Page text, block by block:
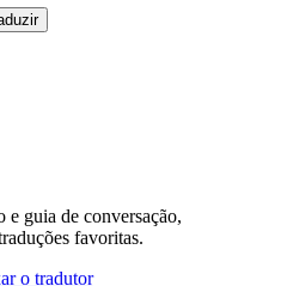
e guia de conversação,
favoritas.